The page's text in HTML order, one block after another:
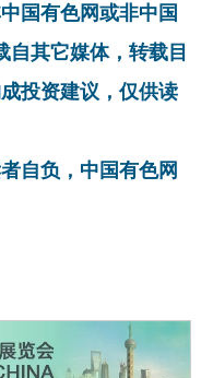
国有色网或非中国
自其它媒体，转载目
投资建议，仅供读
自负，中国有色网